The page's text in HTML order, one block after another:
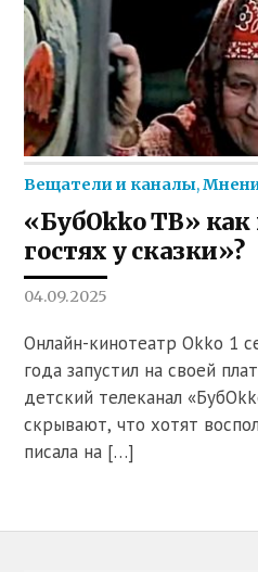
Вещатели и каналы,
«БубOkko ТВ»
гостях у сказки»?
04.09.2025
Онлайн-кинотеатр Okko 1
года запустил на своей
детский телеканал
скрывают, что хотят
писала на […]